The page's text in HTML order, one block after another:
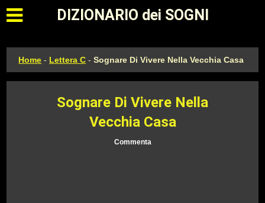
Apri il menu principale
DIZIONARIO dei SOGNI
Home - Lettera C -Sognare Di Vivere Nella Vecchia Casa
Sognare Di Vivere Nella
Vecchia Casa
Commenta